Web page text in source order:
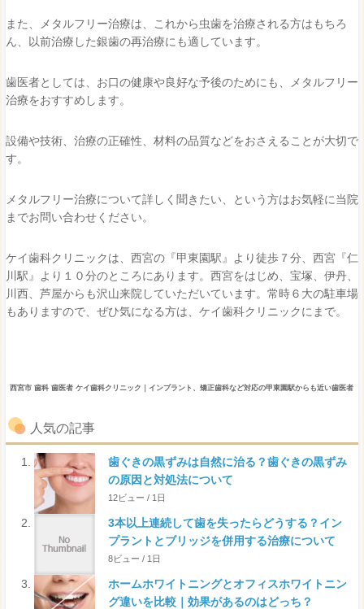
また、メタルフリー治療は、これから虫歯を治療される方はもちろ
ん、以前治療した銀歯の再治療にも適しています。
歯医者としては、お口の健康や良好な予後のためにも、メタルフリー
治療をおすすめします。
設備や技術、治療の正確性、材料の品質などをおさえることが大切で
す。
メタルフリー治療について詳しく聞きたい、という方はお気軽に当院
までお問い合わせください。
ケイ歯科クリニックは、西宮の『甲東園駅』より徒歩７分、西宮『仁
川駅』より１０分のところにあります。西宮をはじめ、宝塚、伊丹、
川西、芦屋からも沢山来院していただいています。常時６大の駐車場
もありますので、ぜひ気になる方は、ケイ歯科クリニックにまで。
西宮市 歯科 歯医者 ケイ歯科クリニック｜インプラント、矯正歯科など対応の甲東園駅からも近い歯医者
人気の記事
歯ぐきの黒ずみは自然に治る？歯ぐきの黒ずみ
の原因と対処法について
12ビュー / 1日
3本以上連続して歯を失ったらどうする？イン
プラントとブリッジを併用する治療について
8ビュー / 1日
ホームホワイトニングとオフィスホワイトニン
グ違いを比較｜効果があるのはどっち？